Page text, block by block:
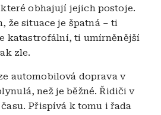
obhajují jejich postoje.
že situace je špatná – ti
katastrofální, ti umírněnější
zle.
automobilová doprava v
než je běžné. Řidiči v
Přispívá k tomu i řada